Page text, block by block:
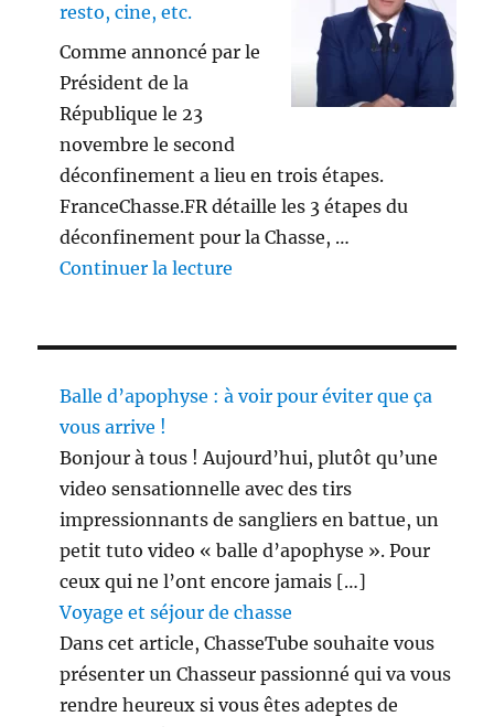
resto, cine, etc.
Comme annoncé par le
Président de la
République le 23
novembre le second
déconfinement a lieu en trois étapes.
FranceChasse.FR détaille les 3 étapes du
déconfinement pour la Chasse, …
Continuer la lecture
Balle d’apophyse : à voir pour éviter que ça
vous arrive !
Bonjour à tous ! Aujourd’hui, plutôt qu’une
video sensationnelle avec des tirs
impressionnants de sangliers en battue, un
petit tuto video « balle d’apophyse ». Pour
ceux qui ne l’ont encore jamais […]
Voyage et séjour de chasse
Dans cet article, ChasseTube souhaite vous
présenter un Chasseur passionné qui va vous
rendre heureux si vous êtes adeptes de